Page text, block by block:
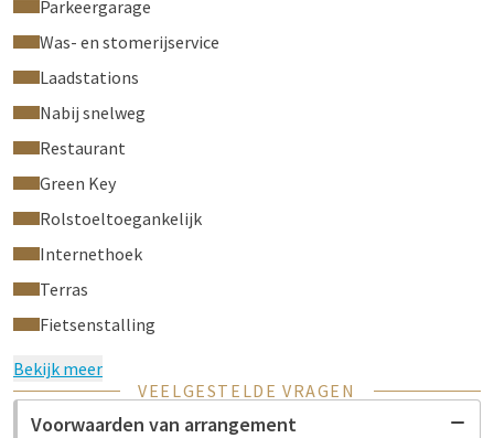
Parkeergarage
Was- en stomerijservice
Laadstations
Nabij snelweg
Restaurant
Green Key
Rolstoeltoegankelijk
Internethoek
Terras
Fietsenstalling
Bekijk meer
VEELGESTELDE VRAGEN
Voorwaarden van arrangement